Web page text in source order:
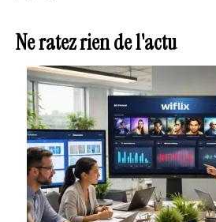
Ne ratez rien de l'actu